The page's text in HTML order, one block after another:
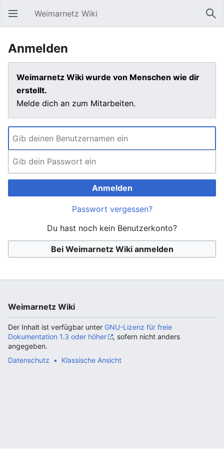
Hauptmenü öffnen Weimarnetz Wiki
Anmelden
Weimarnetz Wiki wurde von Menschen wie dir
erstellt.
Melde dich an zum Mitarbeiten.
Anmelden
Passwort vergessen?
Du hast noch kein Benutzerkonto?
Bei Weimarnetz Wiki anmelden
Weimarnetz Wiki
Der Inhalt ist verfügbar unter GNU-Lizenz für freie
Dokumentation 1.3 oder höher
, sofern nicht anders
angegeben.
Datenschutz
Klassische Ansicht